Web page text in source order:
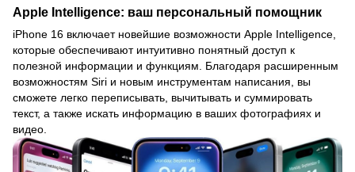
Apple Intelligence: ваш персональный помощник
iPhone 16 включает новейшие возможности Apple Intelligence,
которые обеспечивают интуитивно понятный доступ к
полезной информации и функциям. Благодаря расширенным
возможностям Siri и новым инструментам написания, вы
сможете легко переписывать, вычитывать и суммировать
текст, а также искать информацию в ваших фотографиях и
видео.